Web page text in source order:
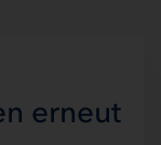
erneut